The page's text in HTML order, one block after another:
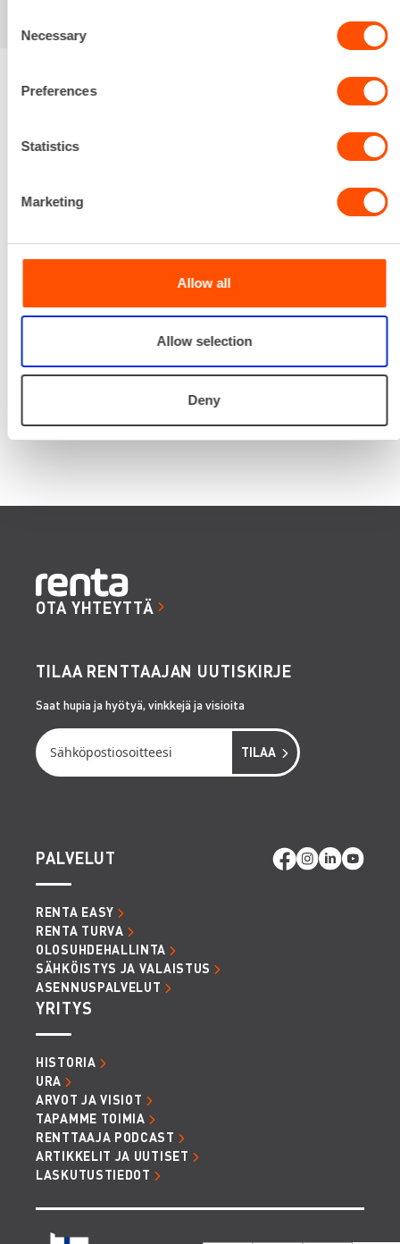
Selection
Necessary
Preferences
Statistics
Marketing
Allow all
Allow selection
Deny
SOITA
OTA YHTEYTTÄ
TILAA RENTTAAJAN UUTISKIRJE
Saat hupia ja hyötyä, vinkkejä ja visioita
PALVELUT
RENTA EASY
RENTA TURVA
OLOSUHDEHALLINTA
SÄHKÖISTYS JA VALAISTUS
ASENNUSPALVELUT
YRITYS
HISTORIA
URA
ARVOT JA VISIOT
TAPAMME TOIMIA
RENTTAAJA PODCAST
ARTIKKELIT JA UUTISET
LASKUTUSTIEDOT